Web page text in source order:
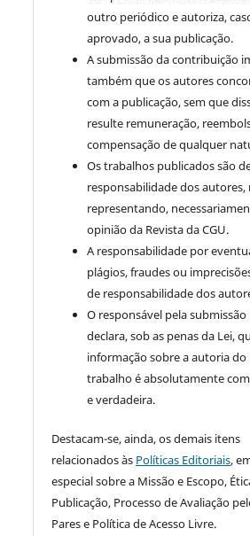
outro periódico e autoriza,
aprovado, a sua publicação.
A submissão da contribuição
também que os autores
com a publicação, sem que
resulte remuneração,
compensação de qualquer
Os trabalhos publicados são
responsabilidade dos autores,
representando,
opinião da Revista da CGU.
A responsabilidade por
plágios, fraudes ou
de responsabilidade dos
O responsável pela submissão
declara, sob as penas da Lei,
informação sobre a autoria do
trabalho é absolutamente
e verdadeira.
Destacam-se, ainda, os demais itens
relacionados às Políticas Editoriais,
especial sobre a Missão e Escopo,
Publicação, Processo de Avaliação
Pares e Política de Acesso Livre.